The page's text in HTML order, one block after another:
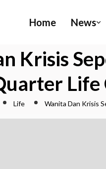
Home News
Krisis
Life
Life Wanita Dan Krisis